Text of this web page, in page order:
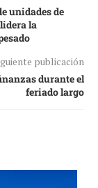
unidades de
la
publicación
durante el
feriado largo